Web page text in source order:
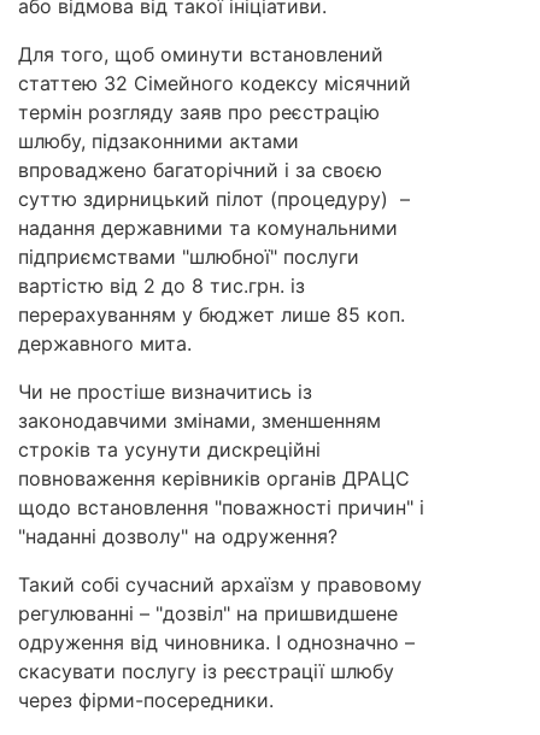
або відмова від такої ініціативи.
Для того, щоб оминути встановлений
статтею 32 Сімейного кодексу місячний
термін розгляду заяв про реєстрацію
шлюбу, підзаконними актами
впроваджено багаторічний і за своєю
суттю здирницький пілот (процедуру) –
надання державними та комунальними
підприємствами "шлюбної" послуги
вартістю від 2 до 8 тис.грн. із
перерахуванням у бюджет лише 85 коп.
державного мита.
Чи не простіше визначитись із
законодавчими змінами, зменшенням
строків та усунути дискреційні
повноваження керівників органів ДРАЦС
щодо встановлення "поважності причин" і
"наданні дозволу" на одруження?
Такий собі сучасний архаїзм у правовому
регулюванні – "дозвіл" на пришвидшене
одруження від чиновника. І однозначно –
скасувати послугу із реєстрації шлюбу
через фірми-посередники.